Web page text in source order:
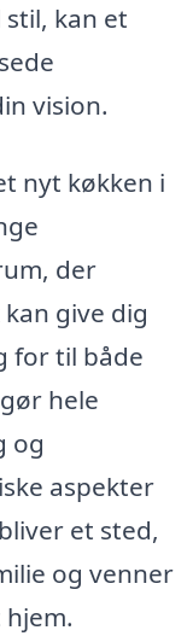
kan et
vision.
nyt køkken i
der
give dig
for til både
hele
og
aspekter
et sted,
og venner